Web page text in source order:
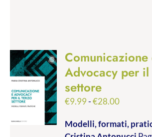
Comunicazione
Advocacy per il
settore
€9.99-€28.00Fascia
prezzo:
Modelli, formati,